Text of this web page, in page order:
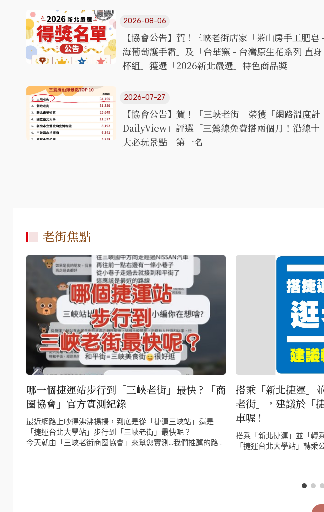
2026-08-06
【協會公告】賀 ! 三峽老街店家「茶山房手工肥皂 -
海葡萄護手霜」及「台華窯 - 台灣原生花系列 直身
杯組」獲選「2026新北嚴選」特色商品獎
2026-07-27
【協會公告】賀！「三峽老街」榮獲「網路溫度計
DailyView」評選「三鶯線免費搭兩個月！沿線十
大必玩景點」第一名
老街焦點
哪一個捷運站步行到「三峽老街」最快 ? 「商
圈協會」官方實測紀錄
最近網路上吵得沸沸揚揚，到底是從「捷運三峽站」還是
「捷運台北大學站」步行到「三峽老街」最快呢？
今天就由「三峽老街商圈協會」來幫您實測...我們推薦的路線
搭乘「新北捷運」
老街」，建議於「
車喔 !
搭乘「新北捷運」並「轉
「捷運台北大學站」轉乘